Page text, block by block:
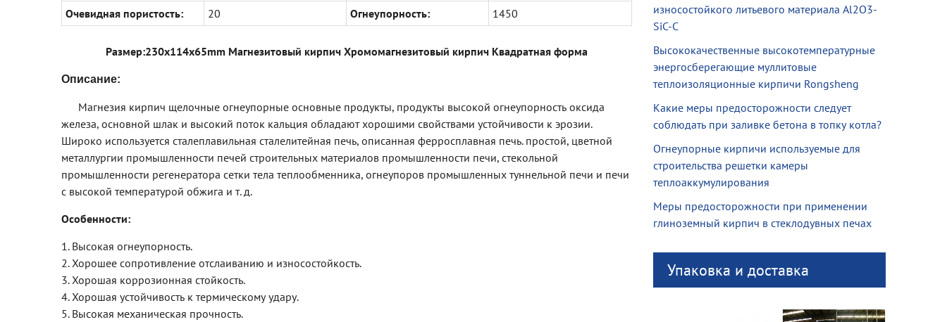
Очевидная пористость:
20 Огнеупорность: 1450
Размер:230x114x65mm Магнезитовый кирпич Хромомагнезитовый кирпич Квадратная форма
Описание:
Магнезия кирпич щелочные огнеупорные основные продукты, продукты высокой огнеупорность оксида
железа, основной шлак и высокий поток кальция обладают хорошими свойствами устойчивости к эрозии.
Широко используется сталеплавильная сталелитейная печь, описанная ферросплавная печь. простой, цветной
металлургии промышленности печей строительных материалов промышленности печи, стекольной
промышленности регенератора сетки тела теплообменника, огнеупоров промышленных туннельной печи и печи
с высокой температурой обжига и т. д.
Особенности:
1. Высокая огнеупорность.
2. Хорошее сопротивление отслаиванию и износостойкость.
3. Хорошая коррозионная стойкость.
4. Хорошая устойчивость к термическому удару.
5. Высокая механическая прочность.
износостойкого литьевого материала Al2O3-
SiC-C
Высококачественные высокотемпературные
энергосберегающие муллитовые
теплоизоляционные кирпичи Rongsheng
Какие меры предосторожности следует
соблюдать при заливке бетона в топку котла?
Огнеупорные кирпичи используемые для
строительства решетки камеры
теплоаккумулирования
Меры предосторожности при применении
глиноземный кирпич в стеклодувных печах
Упаковка и доставка